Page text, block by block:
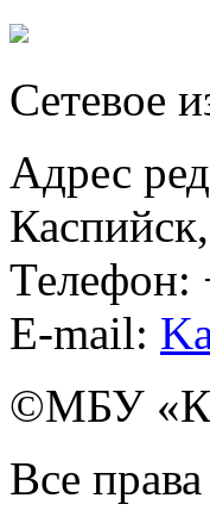
Сетевое
Адрес
Телефон:
E-mail:
©️МБУ
Все